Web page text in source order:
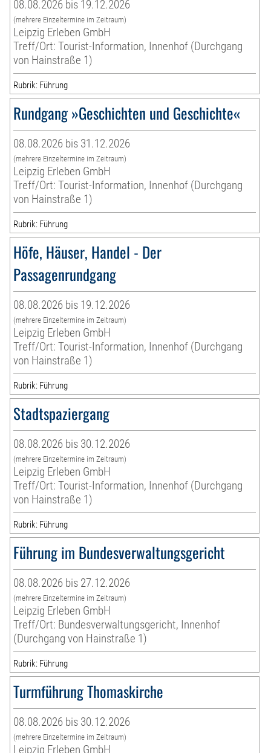
08.08.2026 bis 19.12.2026
(mehrere Einzeltermine im Zeitraum)
Leipzig Erleben GmbH
Treff/Ort: Tourist-Information, Innenhof (Durchgang
von Hainstraße 1)
Rubrik: Führung
Rundgang »Geschichten und Geschichte«
08.08.2026 bis 31.12.2026
(mehrere Einzeltermine im Zeitraum)
Leipzig Erleben GmbH
Treff/Ort: Tourist-Information, Innenhof (Durchgang
von Hainstraße 1)
Rubrik: Führung
Höfe, Häuser, Handel - Der
Passagenrundgang
08.08.2026 bis 19.12.2026
(mehrere Einzeltermine im Zeitraum)
Leipzig Erleben GmbH
Treff/Ort: Tourist-Information, Innenhof (Durchgang
von Hainstraße 1)
Rubrik: Führung
Stadtspaziergang
08.08.2026 bis 30.12.2026
(mehrere Einzeltermine im Zeitraum)
Leipzig Erleben GmbH
Treff/Ort: Tourist-Information, Innenhof (Durchgang
von Hainstraße 1)
Rubrik: Führung
Führung im Bundesverwaltungsgericht
08.08.2026 bis 27.12.2026
(mehrere Einzeltermine im Zeitraum)
Leipzig Erleben GmbH
Treff/Ort: Bundesverwaltungsgericht, Innenhof
(Durchgang von Hainstraße 1)
Rubrik: Führung
Turmführung Thomaskirche
08.08.2026 bis 30.12.2026
(mehrere Einzeltermine im Zeitraum)
Leipzig Erleben GmbH